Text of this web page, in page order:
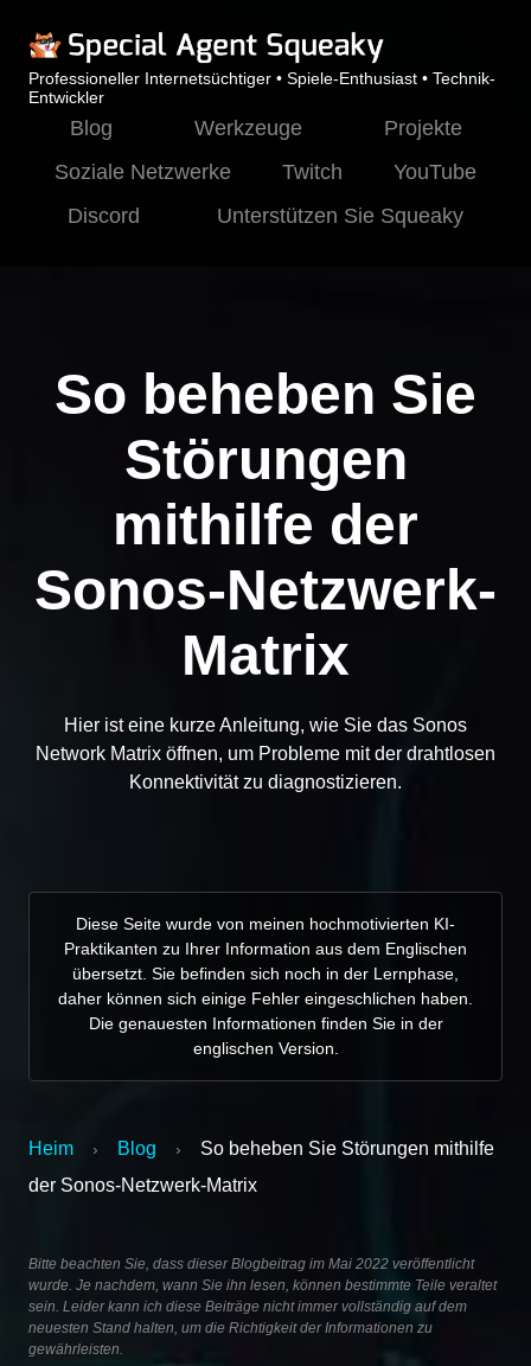
Professioneller Internetsüchtiger • Spiele-Enthusiast • Technik-
Entwickler
Blog Werkzeuge
Projekte
Soziale Netzwerke
Twitch
YouTube
Discord
Unterstützen Sie Squeaky
So beheben Sie
Störungen
mithilfe der
Sonos-Netzwerk-
Matrix
Hier ist eine kurze Anleitung, wie Sie das Sonos
Network Matrix öffnen, um Probleme mit der drahtlosen
Konnektivität zu diagnostizieren.
Diese Seite wurde von meinen hochmotivierten KI-
Praktikanten zu Ihrer Information aus dem Englischen
übersetzt. Sie befinden sich noch in der Lernphase,
daher können sich einige Fehler eingeschlichen haben.
Die genauesten Informationen finden Sie in der
englischen Version.
Heim › Blog ›
So beheben Sie Störungen mithilfe
der Sonos-Netzwerk-Matrix
Bitte beachten Sie, dass dieser Blogbeitrag im Mai 2022 veröffentlicht
wurde. Je nachdem, wann Sie ihn lesen, können bestimmte Teile veraltet
sein. Leider kann ich diese Beiträge nicht immer vollständig auf dem
neuesten Stand halten, um die Richtigkeit der Informationen zu
gewährleisten.